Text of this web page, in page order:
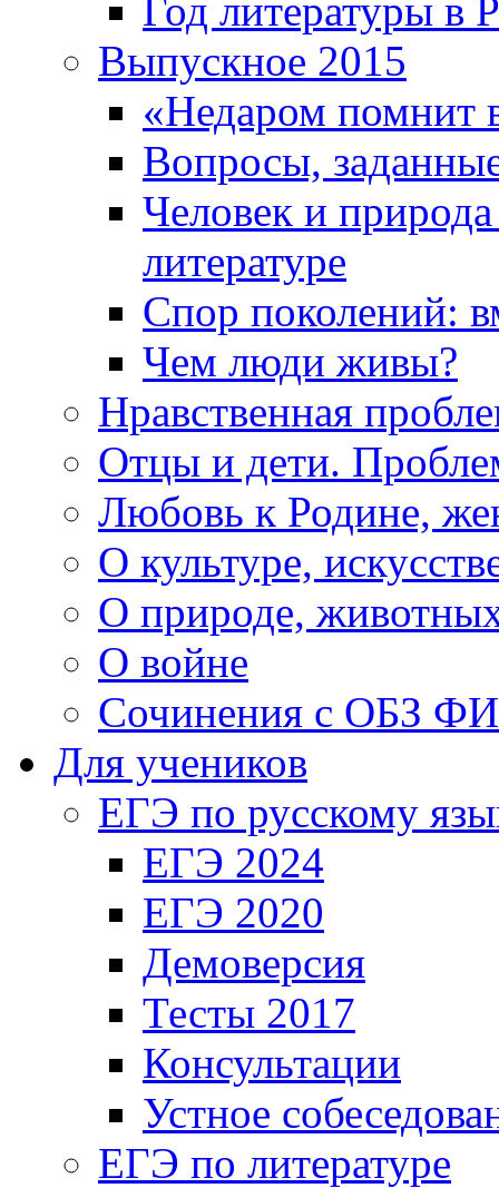
Год литературы в
Выпускное 2015
«Недаром помнит
Вопросы,
Человек и
литературе
Спор поколений:
Чем люди живы?
Нравственная
Отцы и дети.
Любовь к Родине,
О культуре,
О природе,
О войне
Сочинения с ОБЗ
Для учеников
ЕГЭ по русскому
ЕГЭ 2024
ЕГЭ 2020
Демоверсия
Тесты 2017
Консультации
Устное
ЕГЭ по литературе